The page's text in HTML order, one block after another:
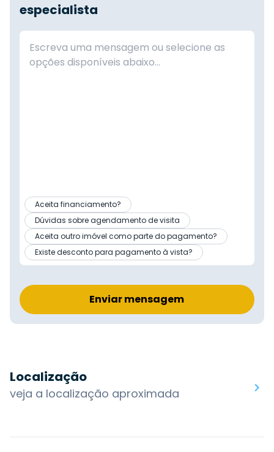
especialista
Aceita financiamento?
Dúvidas sobre agendamento de visita
Aceita outro imóvel como parte do pagamento?
Existe desconto para pagamento à vista?
Enviar mensagem
Localização
veja a localização aproximada